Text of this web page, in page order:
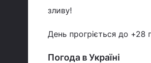
зливу!
День прогріється до +28
Погода в Україні